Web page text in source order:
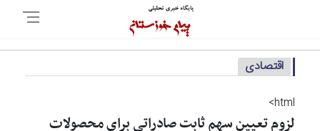
اقتصادی
html>
لزوم تعیین سهم ثابت صادراتی برای محصولات